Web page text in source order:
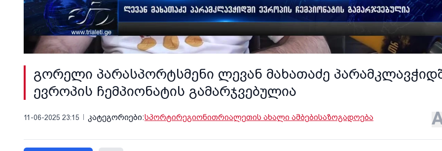
გორელი პარასპორტსმენი ლევან მახათაძე
ევროპის ჩემპიონატის გამარჯვებულია
11-06-2025 23:15 კატეგორიები:სპორტირეგიონითრიალეთის ახალი ამბებისაზოგადოება